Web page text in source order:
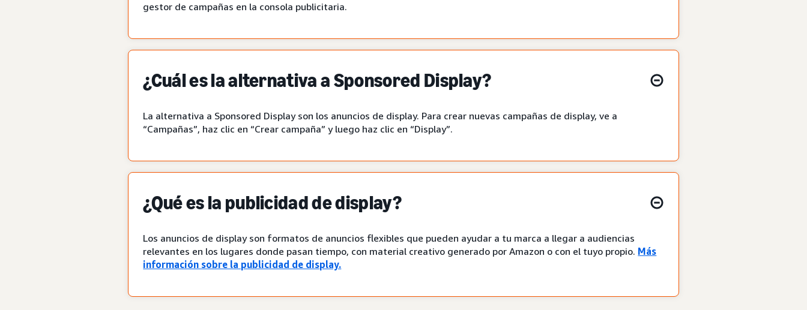
gestor de campañas en la consola publicitaria.
¿Cuál es la alternativa a Sponsored Display?
La alternativa a Sponsored Display son los anuncios de display. Para crear nuevas campañas de display, ve a
“Campañas”, haz clic en “Crear campaña” y luego haz clic en “Display”.
¿Qué es la publicidad de display?
Los anuncios de display son formatos de anuncios flexibles que pueden ayudar a tu marca a llegar a audiencias
relevantes en los lugares donde pasan tiempo, con material creativo generado por Amazon o con el tuyo propio. Más
información sobre la publicidad de display.